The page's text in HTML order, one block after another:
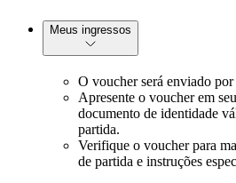
Meus ingressos
O voucher será enviado
Apresente o voucher em
documento de identidade
partida.
Verifique o voucher para
de partida e instruções